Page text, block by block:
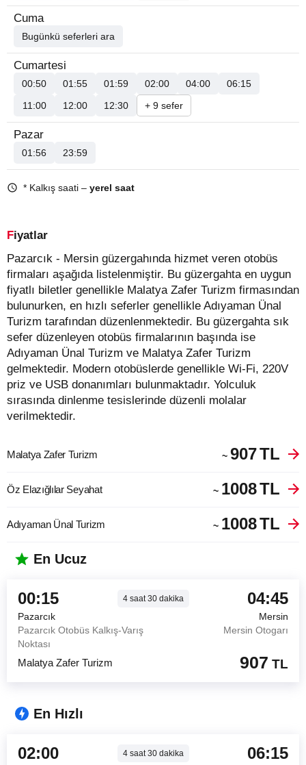
Cuma
Bugünkü seferleri ara
Cumartesi
00:50 01:55 01:59 02:00 04:00
06:15
11:00
12:00 12:30 + 9 sefer
Pazar
01:56 23:59
* Kalkış saati – yerel saat
Fiyatlar
Pazarcık - Mersin güzergahında hizmet veren otobüs
firmaları aşağıda listelenmiştir. Bu güzergahta en uygun
fiyatlı biletler genellikle Malatya Zafer Turizm firmasından
bulunurken, en hızlı seferler genellikle Adıyaman Ünal
Turizm tarafından düzenlenmektedir. Bu güzergahta sık
sefer düzenleyen otobüs firmalarının başında ise
Adıyaman Ünal Turizm ve Malatya Zafer Turizm
gelmektedir. Modern otobüslerde genellikle Wi-Fi, 220V
priz ve USB donanımları bulunmaktadır. Yolculuk
sırasında dinlenme tesislerinde düzenli molalar
verilmektedir.
Malatya Zafer Turizm ~ 907TL
Öz Elazığlılar Seyahat ~ 1008TL
Adıyaman Ünal Turizm ~ 1008TL
En Ucuz
00:15 4saat30dakika 04:45
Pazarcık
Mersin
Pazarcık Otobüs Kalkış-Varış
Noktası
Mersin Otogarı
Malatya Zafer Turizm 907 TL
En Hızlı
02:00 4saat30dakika 06:15